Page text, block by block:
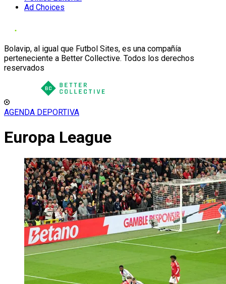
Ad Choices
Bolavip, al igual que Futbol Sites, es una compañía
perteneciente a Better Collective. Todos los derechos
reservados
AGENDA DEPORTIVA
Europa League